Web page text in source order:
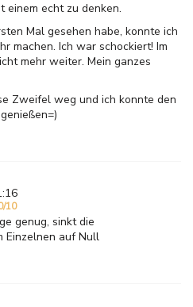
einem echt zu denken.
Mal gesehen habe, konnte ich
machen. Ich war schockiert! Im
mehr weiter. Mein ganzes
Zweifel weg und ich konnte den
10
genug, sinkt die
Einzelnen auf Null